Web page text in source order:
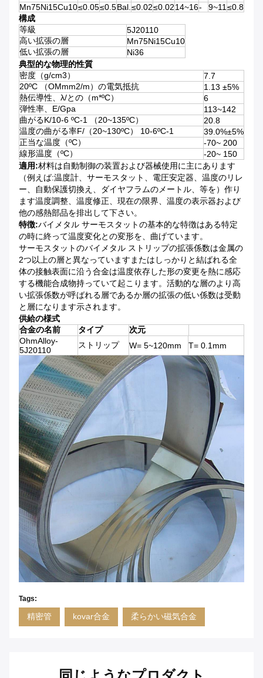
Mn75Ni15Cu10≤0.05≤0.5Bal.≤0.02≤0.0214~16- 9~11≤0.8
構成
等級
5J20110
高い拡張の層
Mn75Ni15Cu10
低い拡張の層
Ni36
典型的な物理的性質
密度（g/cm3）
7.7
20ºC （OMmm2/m）の電気抵抗
1.13 ±5%
熱伝導性、λ/との（m*ºC）
6
弾性率、E/Gpa
113~142
曲がるK/10-6 ºC-1 （20~135ºC）
20.8
温度の曲がる率F/（20~130ºC） 10-6ºC-1
39.0%±5%
正当な温度（ºC）
-70~ 200
線形温度（ºC）
-20~ 150
適用:材料は自動制御の装置および器械使用に主にあります
（例えば:温度計、サーモスタット、電圧安定器、温度のリレ
ー、自動保護切換え、ダイヤフラムのメートル、等を）作り
ます温度調整、温度修正、現在の限界、温度の表示器および
他の感熱部品を排出して下さい。
特徴:バイメタル サーモスタットの基本的な特徴はある特定
の時に終って温度変化との変形を、曲げています。
サーモスタットのバイメタル ストリップの拡張係数は金属の
2つ以上の層と異なっていますまたはしっかりと結ばれる全
体の接触表面に沿う合金は温度依存した形の変更を熱に感応
する機能合成物持っていて起こります。活動的な層のより高
い拡張係数が呼ばれる層であるか層の拡張の低い係数は受動
と層になります示されます。
供給の様式
合金の名前
タイプ
次元
OhmAlloy-
5J20110
ストリップ W= 5~120mm T= 0.1mm
Tags:
精密管 kovar合金 柔らかい磁気合金